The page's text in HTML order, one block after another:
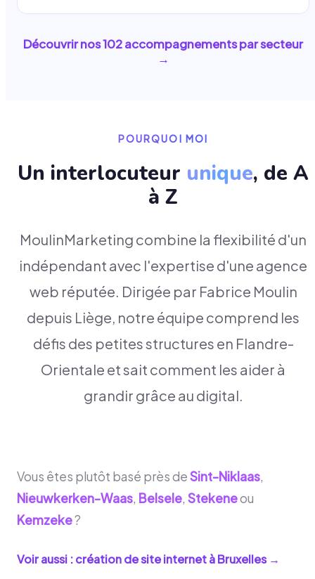
Découvrir nos102accompagnements par secteur
→
POURQUOI MOI
Un interlocuteur unique, de A
à Z
MoulinMarketing combine la flexibilité d'un
indépendant avec l'expertise d'une agence
web réputée. Dirigée par Fabrice Moulin
depuis Liège, notre équipe comprend les
défis des petites structures en Flandre-
Orientale et sait comment les aider à
grandir grâce au digital.
Vous êtes plutôt basé près deSint-Niklaas,
Nieuwkerken-Waas, Belsele, Stekeneou
Kemzeke?
Voir aussi : création de site internet àBruxelles→